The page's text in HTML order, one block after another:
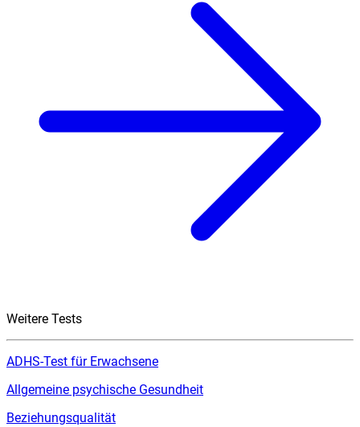
Weitere Tests
ADHS-Test für Erwachsene
Allgemeine psychische Gesundheit
Beziehungsqualität